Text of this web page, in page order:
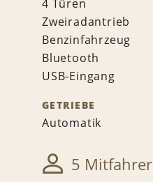
4 Türen
Zweiradantrieb
Benzinfahrzeug
Bluetooth
USB-Eingang
GETRIEBE
Automatik
5 Mitfahrer